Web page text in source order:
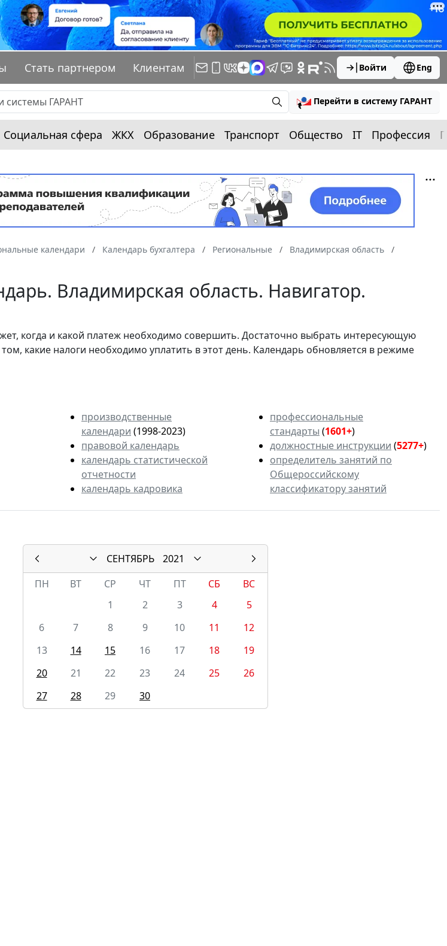
Стать партнером Клиентам Войти Eng
Перейти в систему ГАРАНТ
Социальная сфера ЖКХ Образование Транспорт Общество IT Профессия
календари Календарь бухгалтера Региональные
Владимирская область
Владимирская область. Навигатор.
когда и какой платеж необходимо совершить. Достаточно выбрать интересующую
какие налоги необходимо уплатить в этот день. Календарь обновляется в режиме
производственные
календари (1998-2023)
правовой календарь
календарь статистической
отчетности
календарь кадровика
профессиональные
стандарты (1601+)
должностные инструкции (5277+)
определитель занятий по
Общероссийскому
классификатору занятий
СЕНТЯБРЬ
2021
ПН
ВТ СР ЧТ ПТ СБ
ВС
1
2 3 4
5
6
7 8 9 10 11
12
13
14 15 16 17 18
19
20
21 22 23 24 25
26
27
28 29 30